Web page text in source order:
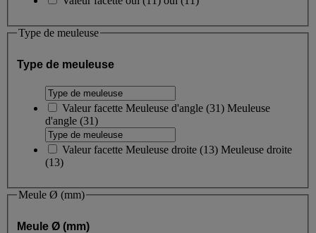
Type de meuleuse
Type de meuleuse
Valeur facette Meuleuse d'angle (31) Meuleuse
d'angle (31)
Valeur facette Meuleuse droite (13) Meuleuse droite
(13)
Meule Ø (mm)
Meule Ø (mm)